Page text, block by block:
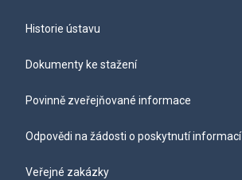
Historie ústavu
Dokumenty ke stažení
Povinně zveřejňované informace
Odpovědi na žádosti o poskytnutí informací
Veřejné zakázky